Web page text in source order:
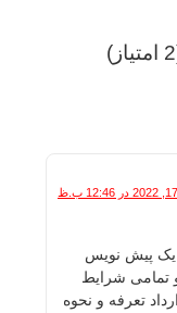
یک پیش نویس
تمامی شرایط
تعرفه و نحوه